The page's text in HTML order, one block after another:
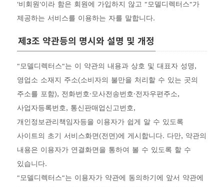
'비회원'이라 함은 회원에 가입하지 않고 "모델디렉터스"가
제공하는 서비스를 이용하는 자를 말합니다.
제3조 약관등의 명시와 설명 및 개정
"모델디렉터스"는 이 약관의 내용과 상호 및 대표자 성명,
영업소 소재지 주소(소비자의 불만을 처리할 수 있는 곳의
주소를 포함), 전화번호·모사전송번호·전자우편주소,
사업자등록번호, 통신판매업신고번호,
개인정보관리책임자등을 이용자가 쉽게 알 수 있도록
사이트의 초기 서비스화면(전면)에 게시합니다. 다만, 약관의
내용은 이용자가 연결화면을 통하여 볼 수 있도록 할 수
있습니다.
"모델디렉터스"는 이용자가 약관에 동의하기에 앞서 약관에